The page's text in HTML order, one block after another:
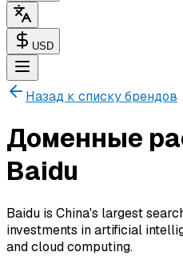
USD
Назад к списку брендов
Доменные
Baidu
Baidu is China's largest
investments in artificial
and cloud computing.